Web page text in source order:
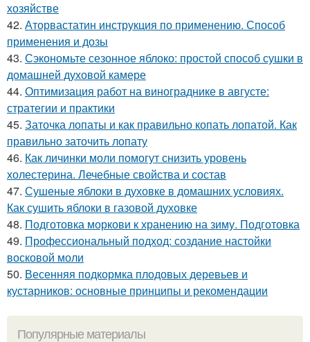
хозяйстве
42. Аторвастатин инструкция по применению. Способ
применения и дозы
43. Сэкономьте сезонное яблоко: простой способ сушки в
домашней духовой камере
44. Оптимизация работ на винограднике в августе:
стратегии и практики
45. Заточка лопаты и как правильно копать лопатой. Как
правильно заточить лопату
46. Как личинки моли помогут снизить уровень
холестерина. Лечебные свойства и состав
47. Сушеные яблоки в духовке в домашних условиях.
Как сушить яблоки в газовой духовке
48. Подготовка моркови к хранению на зиму. Подготовка
49. Профессиональный подход: создание настойки
восковой моли
50. Весенняя подкормка плодовых деревьев и
кустарников: основные принципы и рекомендации
Популярные материалы